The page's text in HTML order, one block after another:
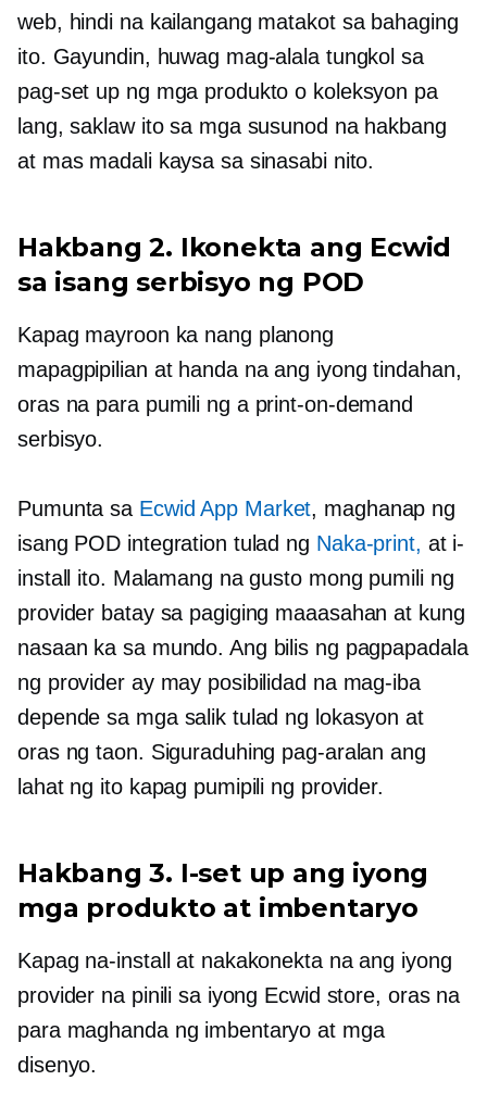
web, hindi na kailangang matakot sa bahaging
ito. Gayundin, huwag mag-alala tungkol sa
pag-set up ng mga produkto o koleksyon pa
lang, saklaw ito sa mga susunod na hakbang
at mas madali kaysa sa sinasabi nito.
Hakbang 2. Ikonekta ang Ecwid
sa isang serbisyo ng POD
Kapag mayroon ka nang planong
mapagpipilian at handa na ang iyong tindahan,
oras na para pumili ng a print-on-demand
serbisyo.
Pumunta sa Ecwid App Market, maghanap ng
isang POD integration tulad ng Naka-print, at i-
install ito. Malamang na gusto mong pumili ng
provider batay sa pagiging maaasahan at kung
nasaan ka sa mundo. Ang bilis ng pagpapadala
ng provider ay may posibilidad na mag-iba
depende sa mga salik tulad ng lokasyon at
oras ng taon. Siguraduhing pag-aralan ang
lahat ng ito kapag pumipili ng provider.
Hakbang 3. I-set up ang iyong
mga produkto at imbentaryo
Kapag na-install at nakakonekta na ang iyong
provider na pinili sa iyong Ecwid store, oras na
para maghanda ng imbentaryo at mga
disenyo.